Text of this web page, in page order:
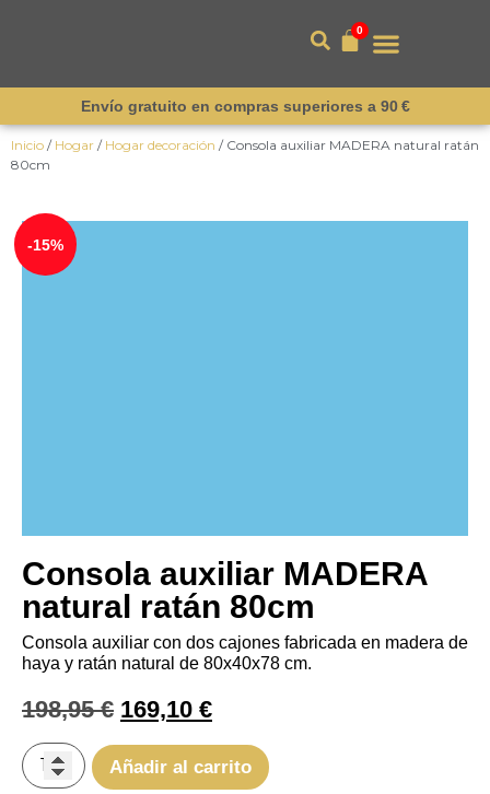
0
Envío gratuito en compras superiores a 90 €
Inicio / Hogar / Hogar decoración / Consola auxiliar MADERA natural ratán
80cm
-15%
Consola auxiliar MADERA
natural ratán 80cm
Consola auxiliar con dos cajones fabricada en madera de
haya y ratán natural de 80x40x78 cm.
198,95€ 169,10 €
Añadir al carrito